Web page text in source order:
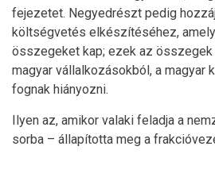
fejezetet. Negyedrészt pedig
költségvetés elkészítéséhez,
összegeket kap; ezek az összegek
magyar vállalkozásokból, a magyar
fognak hiányozni.
Ilyen az, amikor valaki feladja a
sorba – állapította meg a